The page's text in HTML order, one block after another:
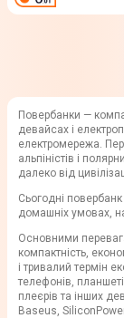
Повербанки —
девайсах і
електромережа.
альпіністів і
далеко від
Сьогодні
домашніх умовах,
Основними
компактність,
і тривалий термін
телефонів,
плеєрів та інших
Baseus,